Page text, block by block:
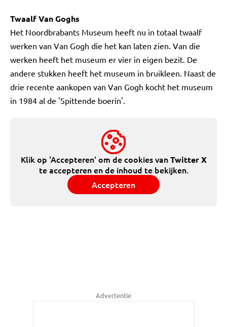
Twaalf Van Goghs
Het Noordbrabants Museum heeft nu in totaal twaalf
werken van Van Gogh die het kan laten zien. Van die
werken heeft het museum er vier in eigen bezit. De
andere stukken heeft het museum in bruikleen. Naast de
drie recente aankopen van Van Gogh kocht het museum
in 1984 al de 'Spittende boerin'.
Klik op 'Accepteren' om de cookies vanTwitter X
te accepteren en de inhoud te bekijken.
Accepteren
Advertentie